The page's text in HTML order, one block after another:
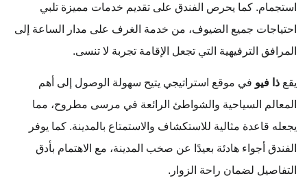
استجمام. كما يحرص الفندق على تقديم خدمات مميزة تلبي
احتياجات جميع الضيوف، من خدمة الغرف على مدار الساعة إلى
المرافق الترفيهية التي تجعل الإقامة تجربة لا تنسى.
يقع ذا فيو في موقع استراتيجي يتيح سهولة الوصول إلى أهم
المعالم السياحية والشواطئ الرائعة في مرسى مطروح، مما
يجعله قاعدة مثالية للاستكشاف والاستمتاع بالمدينة. كما يوفر
الفندق أجواء هادئة بعيدًا عن صخب المدينة، مع الاهتمام بأدق
التفاصيل لضمان راحة الزوار.